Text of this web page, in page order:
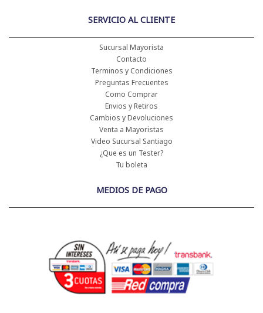
SERVICIO AL CLIENTE
Sucursal Mayorista
Contacto
Terminos y Condiciones
Preguntas Frecuentes
Como Comprar
Envios y Retiros
Cambios y Devoluciones
Venta a Mayoristas
Video Sucursal Santiago
¿Que es un Tester?
Tu boleta
MEDIOS DE PAGO